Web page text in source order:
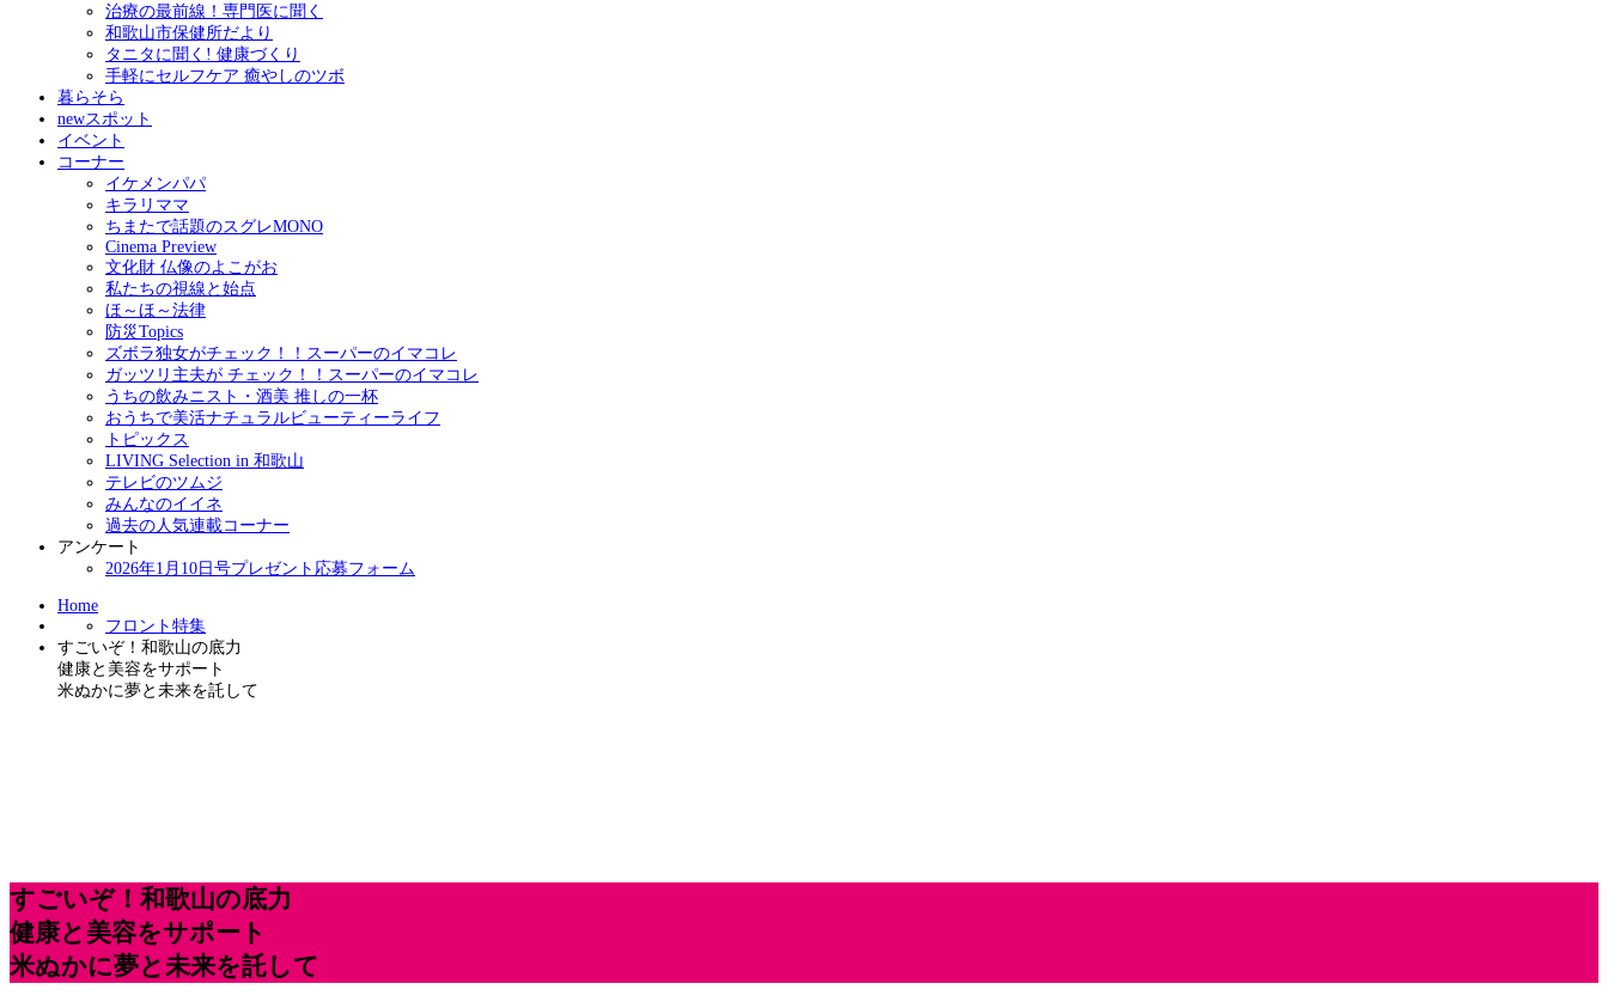
治療の最前線！専門医に聞く
和歌山市保健所だより
タニタに聞く! 健康づくり
手軽にセルフケア 癒やしのツボ
暮らそら
newスポット
イベント
コーナー
イケメンパパ
キラリママ
ちまたで話題のスグレMONO
Cinema Preview
文化財 仏像のよこがお
私たちの視線と始点
ほ～ほ～法律
防災Topics
ズボラ独女がチェック！！スーパーのイマコレ
ガッツリ主夫が チェック！！スーパーのイマコレ
うちの飲みニスト・酒美 推しの一杯
おうちで美活ナチュラルビューティーライフ
トピックス
LIVING Selection in 和歌山
テレビのツムジ
みんなのイイネ
過去の人気連載コーナー
アンケート
2026年1月10日号プレゼント応募フォーム
Home
フロント特集
すごいぞ！和歌山の底力
健康と美容をサポート
米ぬかに夢と未来を託して
すごいぞ！和歌山の底力
健康と美容をサポート
米ぬかに夢と未来を託して